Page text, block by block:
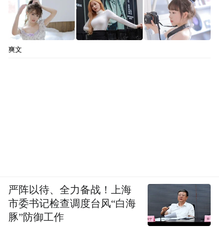
爽文
严阵以待、全力备战！上海
市委书记检查调度台风“白海
豚”防御工作